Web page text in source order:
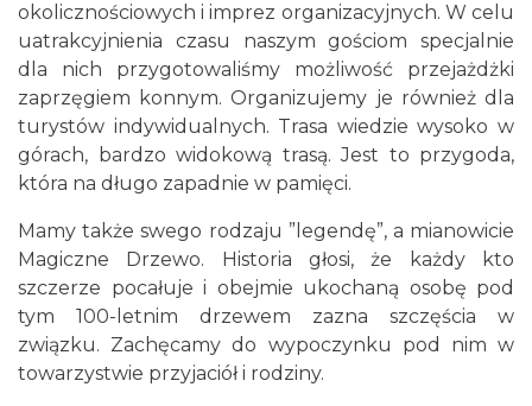
okolicznościowych i imprez organizacyjnych. W celu
uatrakcyjnienia czasu naszym gościom specjalnie
dla nich przygotowaliśmy możliwość przejażdżki
zaprzęgiem konnym. Organizujemy je również dla
turystów indywidualnych. Trasa wiedzie wysoko w
górach, bardzo widokową trasą. Jest to przygoda,
która na długo zapadnie w pamięci.
Mamy także swego rodzaju ”legendę”, a mianowicie
Magiczne Drzewo. Historia głosi, że każdy kto
szczerze pocałuje i obejmie ukochaną osobę pod
tym 100-letnim drzewem zazna szczęścia w
związku. Zachęcamy do wypoczynku pod nim w
towarzystwie przyjaciół i rodziny.